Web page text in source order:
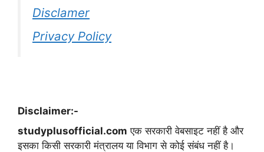
Disclamer
Privacy Policy
Disclaimer:-
studyplusofficial.com एक सरकारी वेबसाइट नहीं है और
इसका किसी सरकारी मंत्रालय या विभाग से कोई संबंध नहीं है।